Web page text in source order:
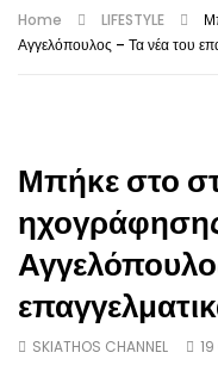
Home LIFESTYLE
Αγγελόπουλος – Τα νέα του
Μπήκε στο
SKIATHOS CHANNEL